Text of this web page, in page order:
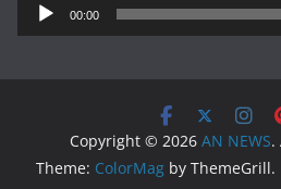
00:00
Copyright © 2026 AN NEWS.
Theme: ColorMag by ThemeGrill.